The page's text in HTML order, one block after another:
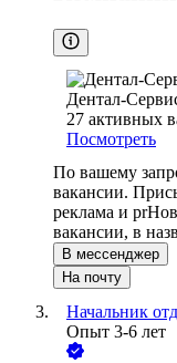
Дентал-
27 активных
Посмотреть
По вашему
вакансии.
реклама и pr
вакансии, в
В мессенджер
На почту
Начальник
Опыт 3-6 лет